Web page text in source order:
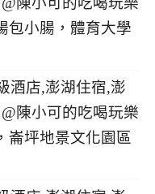
包小腸，體育大學
崙坪地景文化園區